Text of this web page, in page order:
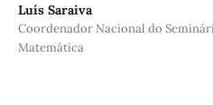
Luís Saraiva
Coordenador Nacional do
Matemática